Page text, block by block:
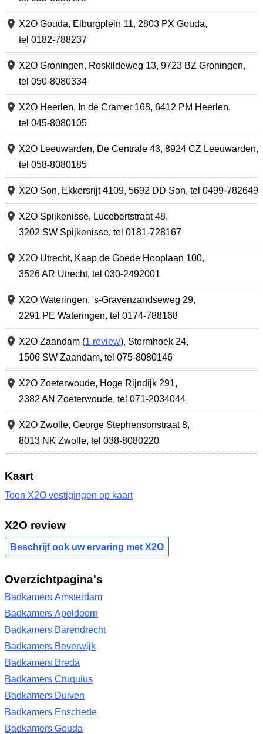
X2O Gouda, Elburgplein 11, 2803 PX Gouda,
tel 0182-788237
X2O Groningen, Roskildeweg 13, 9723 BZ Groningen,
tel 050-8080334
X2O Heerlen, In de Cramer 168, 6412 PM Heerlen,
tel 045-8080105
X2O Leeuwarden, De Centrale 43, 8924 CZ Leeuwarden,
tel 058-8080185
X2O Son, Ekkersrijt 4109, 5692 DD Son, tel 0499-782649
X2O Spijkenisse, Lucebertstraat 48,
3202 SW Spijkenisse, tel 0181-728167
X2O Utrecht, Kaap de Goede Hooplaan 100,
3526 AR Utrecht, tel 030-2492001
X2O Wateringen, 's-Gravenzandseweg 29,
2291 PE Wateringen, tel 0174-788168
X2O Zaandam (1 review), Stormhoek 24,
1506 SW Zaandam, tel 075-8080146
X2O Zoeterwoude, Hoge Rijndijk 291,
2382 AN Zoeterwoude, tel 071-2034044
X2O Zwolle, George Stephensonstraat 8,
8013 NK Zwolle, tel 038-8080220
Kaart
Toon X2O vestigingen op kaart
X2O review
Beschrijf ook uw ervaring met X2O
Overzichtpagina's
Badkamers Amsterdam
Badkamers Apeldoorn
Badkamers Barendrecht
Badkamers Beverwijk
Badkamers Breda
Badkamers Cruquius
Badkamers Duiven
Badkamers Enschede
Badkamers Gouda